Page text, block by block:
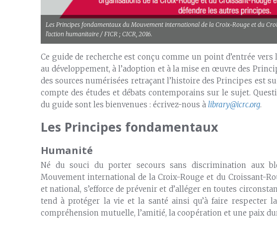
Les Principes fondamentaux du Mouvement international de la Croix-Rouge et du
l’action humanitaire / FICR ; CICR, 2016.
Ce guide de recherche est conçu comme un point d’entrée
au développement, à l’adoption et à la mise en œuvre des
des sources numérisées retraçant l’histoire des Principes est
compte des études et débats contemporains sur le sujet.
du guide sont les bienvenues : écrivez-nous à library@icrc.org.
Les Principes fondamentaux
Humanité
Né du souci du porter secours sans discrimination aux
Mouvement international de la Croix-Rouge et du Croissant-
et national, s’efforce de prévenir et d’alléger en toutes
tend à protéger la vie et la santé ainsi qu’à faire respecter
compréhension mutuelle, l’amitié, la coopération et une paix